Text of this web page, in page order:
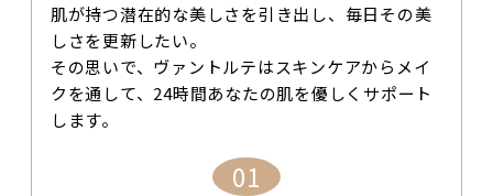
肌が持つ潜在的な美しさを引き出し、毎日その美
しさを更新したい。
その思いで、ヴァントルテはスキンケアからメイ
クを通して、24時間あなたの肌を優しくサポート
します。
01